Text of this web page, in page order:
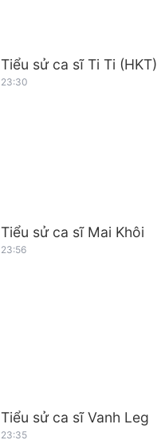
Tiểu sử ca sĩ Ti Ti (HKT)
23:30
Tiểu sử ca sĩ Mai Khôi
23:56
Tiểu sử ca sĩ Vanh Leg
23:35